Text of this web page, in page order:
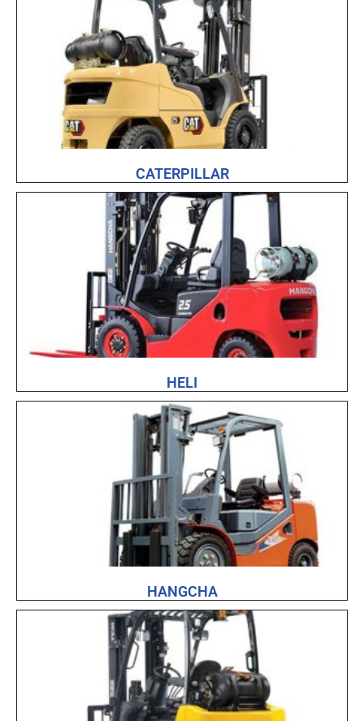
CATERPILLAR
HELI
HANGCHA